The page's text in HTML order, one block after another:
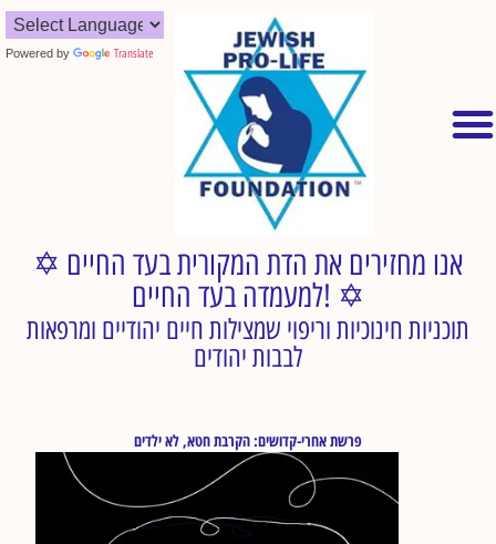
Powered by Translate
✡︎ אנו מחזירים את הדת המקורית בעד החיים
למעמדה בעד החיים! ✡︎
תוכניות חינוכיות וריפוי שמצילות חיים יהודיים ומרפאות
לבבות יהודים
פרשת אחרי-קדושים: הקרבת חטא, לא ילדים